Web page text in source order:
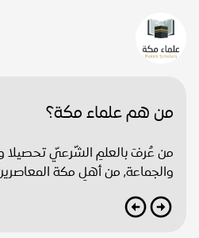
من هم علماء مكة؟
من عُرفَ بالعلمِ الشّرعيّ
والجماعة, من أهلِ مكة